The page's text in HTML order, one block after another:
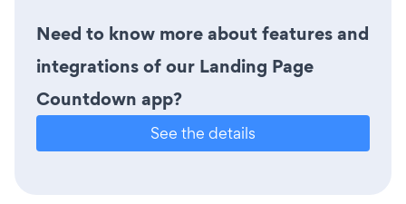
Need to know more about features and
integrations of our Landing Page
Countdown app?
See the details